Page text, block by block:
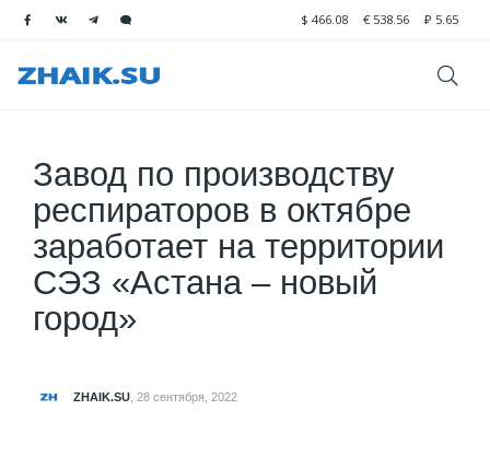
$ 466.08 € 538.56 ₽ 5.65
Завод по производству
респираторов в октябре
заработает на территории
СЭЗ «Астана – новый
город»
ZHAIK.SU 28 сентября, 2022